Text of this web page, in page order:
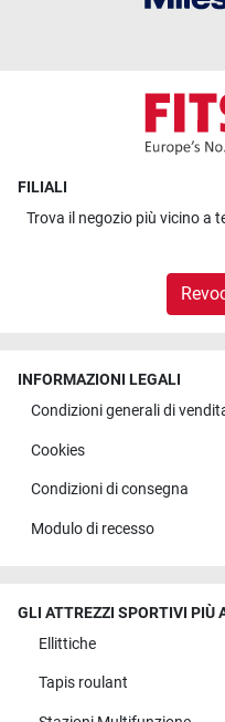
FILIALI
Trova il negozio più vicino a
INFORMAZIONI LEGALI
Condizioni generali di
Cookies
Condizioni di consegna
Modulo di recesso
GLI ATTREZZI SPORTIVI PIÙ
Ellittiche
Tapis roulant